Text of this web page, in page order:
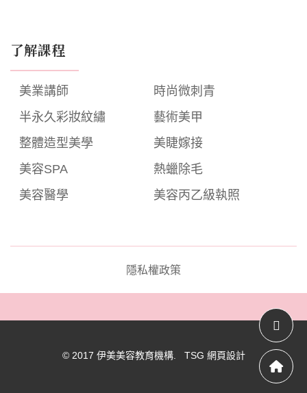
了解課程
美業講師
時尚微刺青
半永久彩妝紋繡
藝術美甲
整體造型美學
美睫嫁接
美容SPA
熱蠟除毛
美容醫學
美容丙乙級執照
隱私權政策
© 2017 伊美美容教育機構. TSG 網頁設計